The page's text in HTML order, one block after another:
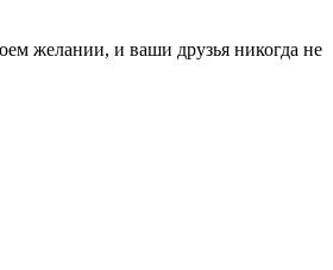
желании, и ваши друзья никогда не